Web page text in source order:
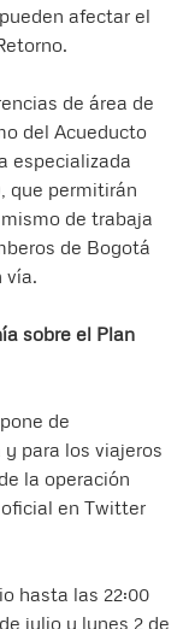
afectar el
de área de
del Acueducto
especializada
que permitirán
de trabaja
de Bogotá
vía.
sobre el Plan
de
para los viajeros
la operación
en Twitter
hasta las 22:00
julio y lunes 2 de